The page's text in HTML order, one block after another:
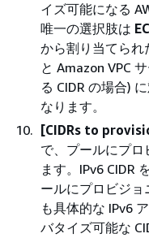
イズ可能になる
唯一の選択肢は
から割り当てられ
と Amazon VPC
る CIDR の場合)
なります。
[CIDRs to
で、プールにプロ
ます。IPv6 CIDR
ールにプロビジ
も具体的な IPv6
バタイズ可能な